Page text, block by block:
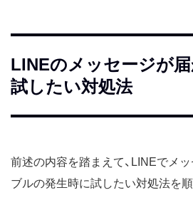
LINEのメッセージが
試したい対処法
前述の内容を踏まえて、LINEでメ
ブルの発生時に試したい対処法を